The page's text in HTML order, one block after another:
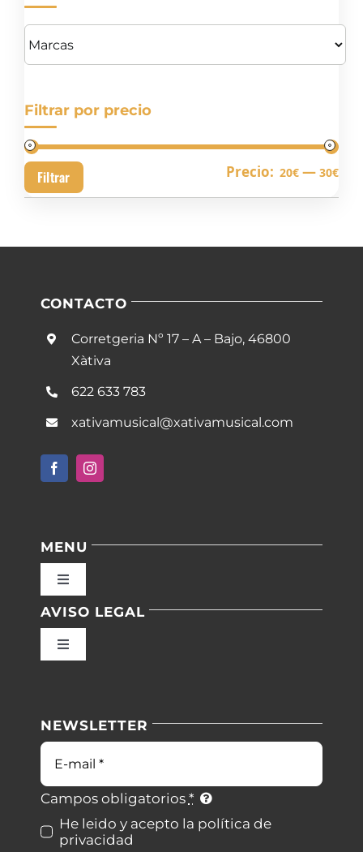
Filtrar por precio
Filtrar Precio: 20€ — 30€
CONTACTO
Corretgeria Nº 17 – A – Bajo, 46800
Xàtiva
622 633 783
xativamusical@xativamusical.com
MENU
Toggle
Inicio
Blog
Contacto
AVISO LEGAL
Toggle
Condiciones de uso
Ley de cookies
Desistimiento
NEWSLETTER
Correo
electrónico
Campos obligatorios *
He leido y acepto la política de
privacidad